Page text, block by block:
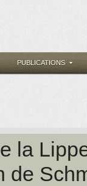
PUBLICATIONS
la
de